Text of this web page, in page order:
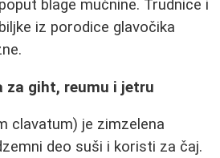
blage mučnine. Trudnice i
iz porodice glavočika
za giht, reumu i jetru
clavatum) je zimzelena
deo suši i koristi za čaj.